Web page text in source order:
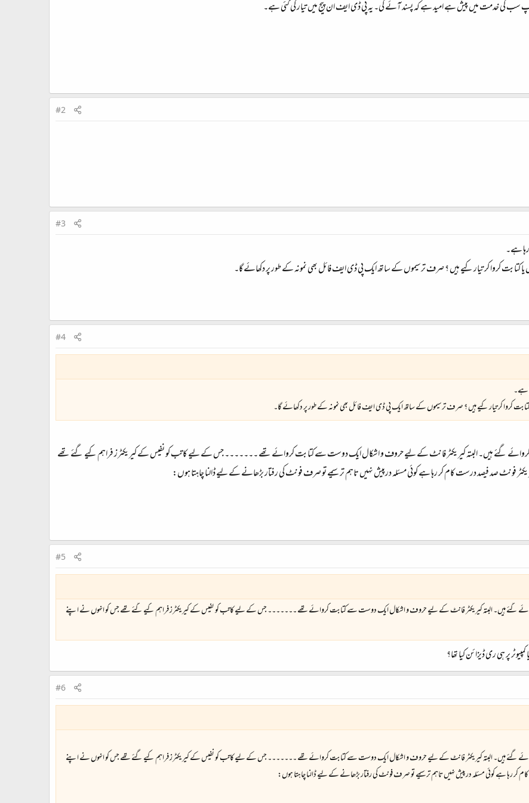
کی خدمت میں پیش ہے امید ہے کہ پسند آئے گی۔ یہ پی ڈی ایف ان پیج میں تیار کی گئی ہے۔
#2
#3
ہے۔
کروا کر تیار کیے ہیں ؟ صرف ترسیموں کے ساتھ ایک پی ڈی ایف فائل بھی نمونہ کے طور پر دکھائے گا۔
#4
ہے۔
کروا کر تیار کیے ہیں ؟ صرف ترسیموں کے ساتھ ایک پی ڈی ایف فائل بھی نمونہ کے طور پر دکھائے گا۔
کروائے گئے ہیں۔ البتہ کیریکٹر فانٹ کے لیے حروف و اشکال ایک دوست سے کتابت کروائے تھے ۔۔۔۔۔۔۔ جس کے لیے کاتب کو نفیس کے کیریکٹرز فراہم کیے گئے تھے
فونٹ صد فیصد درست کام کر رہا ہے کوئی مسئلہ درپیش نہیں تاہم ترسیمے تو صرف فونٹ کی رفتار بڑھانے کے لیے ڈالنا چاہتا ہوں:
#5
گئے ہیں۔ البتہ کیریکٹر فانٹ کے لیے حروف و اشکال ایک دوست سے کتابت کروائے تھے ۔۔۔۔۔۔۔ جس کے لیے کاتب کو نفیس کے کیریکٹرز فراہم کیے گئے تھے جس کو انہوں نے اپنے
پر ہی ری ڈیزائن کیا تھا؟
#6
گئے ہیں۔ البتہ کیریکٹر فانٹ کے لیے حروف و اشکال ایک دوست سے کتابت کروائے تھے ۔۔۔۔۔۔۔ جس کے لیے کاتب کو نفیس کے کیریکٹرز فراہم کیے گئے تھے جس کو انہوں نے اپنے
کر رہا ہے کوئی مسئلہ درپیش نہیں تاہم ترسیمے تو صرف فونٹ کی رفتار بڑھانے کے لیے ڈالنا چاہتا ہوں: